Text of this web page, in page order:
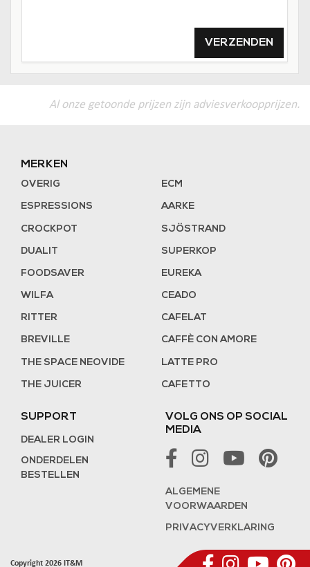
VERZENDEN
Al onze getoonde prijzen zijn adviesverkoopprijzen.
MERKEN
OVERIG
ESPRESSIONS
CROCKPOT
DUALIT
FOODSAVER
WILFA
RITTER
BREVILLE
THE SPACE NEOVIDE
THE JUICER
ECM
AARKE
SJÖSTRAND
SUPERKOP
EUREKA
CEADO
CAFELAT
CAFFÈ CON AMORE
LATTE PRO
CAFETTO
SUPPORT
DEALER LOGIN
ONDERDELEN
BESTELLEN
VOLG ONS OP SOCIAL
MEDIA
ALGEMENE
VOORWAARDEN
PRIVACYVERKLARING
Copyright 2026 IT&M